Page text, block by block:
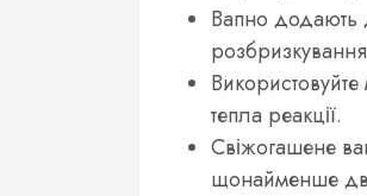
Вапно додають
тепла реакції.
Свіжогашене
щонайменше